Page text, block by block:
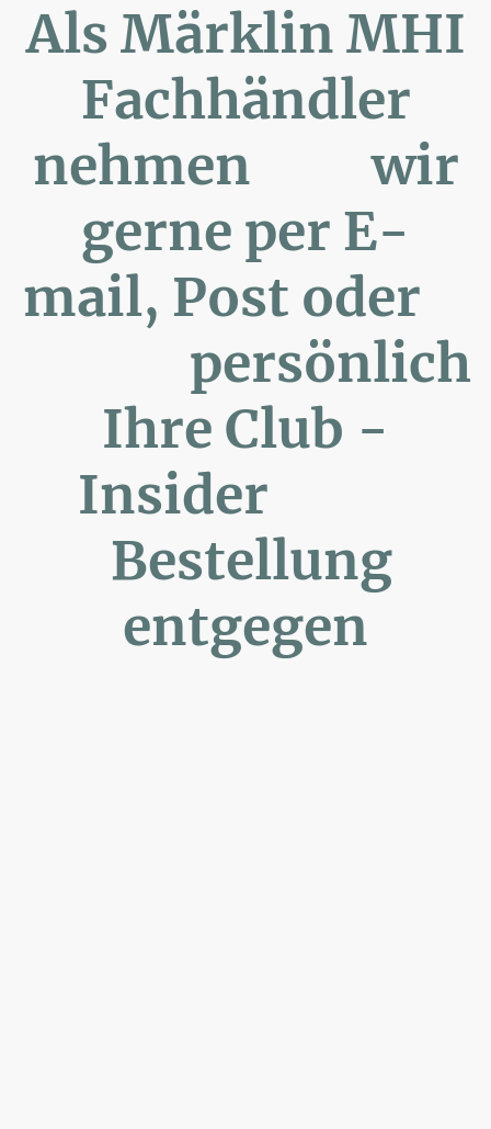
Als Märklin MHI
Fachhändler
nehmen wir
gerne per E-
mail, Post oder
persönlich
Ihre Club -
Insider
Bestellung
entgegen